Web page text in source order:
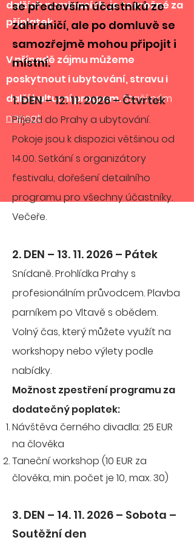
dalších nominacích, je to možné za
příplatek.
V případě zájmu můžeme
poskytnout i ubytování,stravu i
další kulturní program.Stačí nám
napsat.
se především účastníků ze
zahraničí, ale po domluvě se
samozřejmě mohou připojit i
místní.
1. DEN –12. 11. 2026– Čtvrtek
Příjezd do Prahy a ubytování.
Pokoje jsou k dispozici většinou od
14.00. Setkání s organizátory
festivalu, dořešení detailního
programu pro všechny účastníky.
Večeře.
2. DEN – 13. 11. 2026 – Pátek
Snídaně. Prohlídka Prahy s
profesionálním průvodcem. Plavba
parníkem po Vltavě s obědem.
Volný čas, který můžete využít na
workshopy nebo výlety podle
nabídky.
Možnost zpestření programu za
dodatečný poplatek:
Návštěva černého divadla: 25 EUR
na člověka
Taneční workshop (10 EUR za
člověka, min. počet je 10, max. 30)
3. DEN – 14. 11. 2026 – Sobota –
Soutěžní den